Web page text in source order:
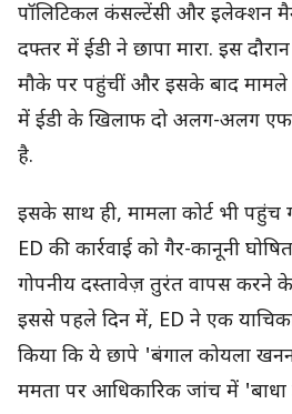
पॉलिटिकल कंसल्टेंसी और इलेक्शन
दफ्तर में ईडी ने छापा मारा. इस
मौके पर पहुंचीं और इसके बाद
में ईडी के खिलाफ दो अलग-अलग
है.
इसके साथ ही, मामला कोर्ट भी पहुंच
ED की कार्रवाई को गैर-कानूनी
गोपनीय दस्तावेज़ तुरंत वापस करने
इससे पहले दिन में, ED ने एक
किया कि ये छापे 'बंगाल कोयला
ममता पर आधिकारिक जांच में